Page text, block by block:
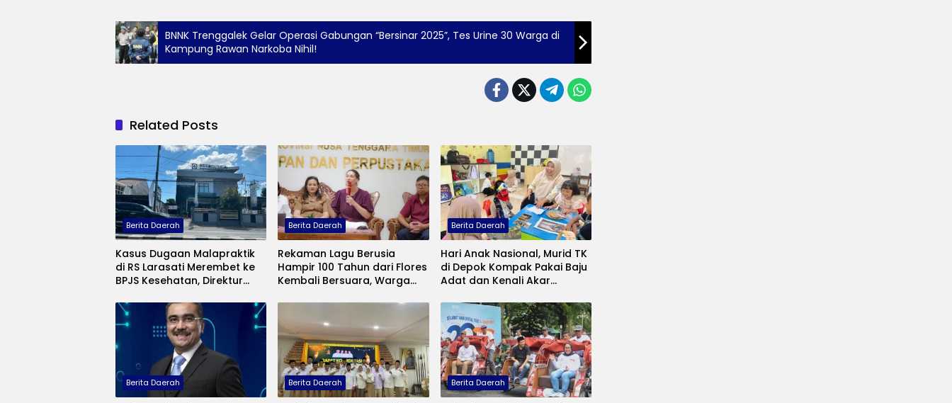
BNNK Trenggalek Gelar Operasi Gabungan “Bersinar 2025”, Tes Urine 30 Warga di
Kampung Rawan Narkoba Nihil!
Related Posts
Berita Daerah
Kasus Dugaan Malapraktik
di RS Larasati Merembet ke
BPJS Kesehatan, Direktur
Berita Daerah
Rekaman Lagu Berusia
Hampir 100 Tahun dari Flores
Kembali Bersuara, Warga
Terlupakan
Berita Daerah
Hari Anak Nasional, Murid TK
di Depok Kompak Pakai Baju
Adat dan Kenali Akar
Berita Daerah Berita Daerah Berita Daerah